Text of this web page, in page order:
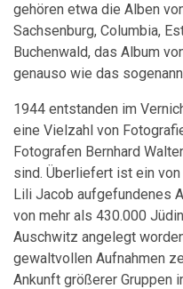
gehören etwa die Alben
Sachsenburg, Columbia,
Buchenwald, das Album
genauso wie das
1944 entstanden im
eine Vielzahl von
Fotografen Bernhard
sind. Überliefert ist ein
Lili Jacob aufgefundenes
von mehr als 430.000
Auschwitz angelegt
gewaltvollen Aufnahmen
Ankunft größerer Gruppen